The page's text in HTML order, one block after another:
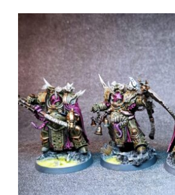
ARMOUR
–
DOWÓDCA
DEATH
GUARD
(PREZENTACJA)